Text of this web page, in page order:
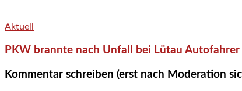
Aktuell
PKW brannte nach Unfall bei Lütau
Kommentar schreiben (erst nach Moderation